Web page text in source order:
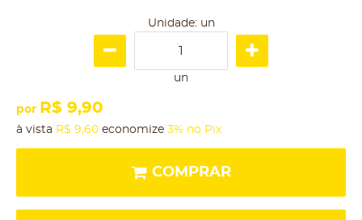
Unidade: un
un
por R$ 9,90
à vista R$ 9,60 economize 3% no Pix
COMPRAR